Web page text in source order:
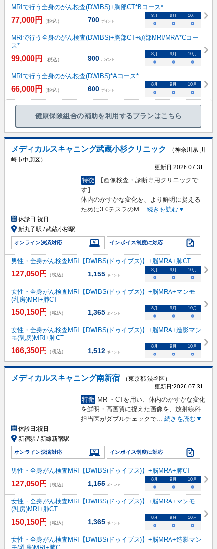
MRIで行う全身のがん検査(DWIBS)+胸部CT*Bコース*
77,000円 （税込） 700 ポイント
8月 9月 10月
○ ○ ○
MRIで行う全身のがん検査(DWIBS)+胸部CT+頭部MRI/MRA*Cコー
ス*
99,000円 （税込） 900 ポイント
8月 9月 10月
○ ○ ○
MRIで行う全身のがん検査(DWIBS)*Aコース*
66,000円 （税込） 600 ポイント
8月 9月 10月
○ ○ ○
健康保険組合の補助を利用するプランはこちら
メディカルスキャニング武蔵小杉クリニック
（神奈川県 川
崎市中原区）
更新日:2026.07.31
特徴
【画像検査・診断専用クリニックで
す】
体内のかすかな変化を、より鮮明に捉える
ために3.0テスラのM
続きを読む▼
休診日:祝日
新丸子駅 / 武蔵小杉駅
オンライン決済対応 インボイス制度に対応
男性・全身がん検査MRI【DWIBS(ドゥイブス)】+脳MRA+肺CT
127,050円 （税込） 1,155 ポイント
8 月 9 月 10月
○ ○ ○
女性・全身がん検査MRI【DWIBS(ドゥイブス)】+脳MRA+マンモ
(乳房)MRI+肺CT
150,150円 （税込） 1,365 ポイント
8 月 9 月 10月
○ ○ ○
女性・全身がん検査MRI【DWIBS(ドゥイブス)】+脳MRA+造影マン
モ(乳房)MRI+肺CT
166,350円 （税込） 1,512 ポイント
8 月 9 月 10月
○ ○ ○
メディカルスキャニング南新宿
（東京都 渋谷区）
更新日:2026.07.31
特徴 MRI・CTを用い、体内のかすかな変化
を鮮明・高画質に捉えた画像を、放射線科
担当医がダブルチェックで... 続きを読む▼
休診日:祝日
新宿駅 / 新線新宿駅
オンライン決済対応 インボイス制度に対応
男性・全身がん検査MRI【DWIBS(ドゥイブス)】+脳MRA+肺CT
127,050円 （税込） 1,155 ポイント
8月 9月 10月
○ ○ ○
女性・全身がん検査MRI【DWIBS(ドゥイブス)】+脳MRA+マンモ
(乳房)MRI+肺CT
150,150円 （税込） 1,365 ポイント
8月 9月 10月
○ ○ ○
女性・全身がん検査MRI【DWIBS(ドゥイブス)】+脳MRA+造影マン
モ(乳房)MRI+肺CT